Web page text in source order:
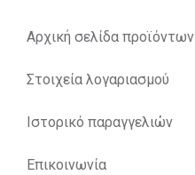
Αρχική σελίδα προϊόντων
Στοιχεία λογαριασμού
Ιστορικό παραγγελιών
Επικοινωνία